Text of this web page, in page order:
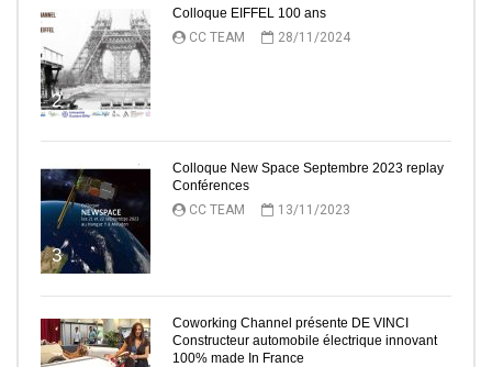
2
Colloque EIFFEL 100 ans
CC TEAM
28/11/2024
3
Colloque New Space Septembre 2023 replay
Conférences
CC TEAM
13/11/2023
Coworking Channel présente DE VINCI
Constructeur automobile électrique innovant
100% made In France